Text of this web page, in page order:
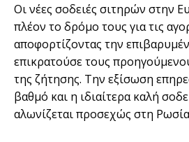
Οι νέες σοδειές σιτηρών στην
πλέον το δρόμο τους για τις
αποφορτίζοντας την
επικρατούσε τους
της ζήτησης. Την εξίσωση
βαθμό και η ιδιαίτερα καλή
αλωνίζεται προσεχώς στη